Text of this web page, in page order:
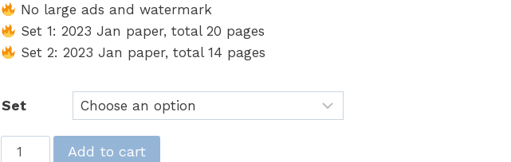
No large ads and watermark
Set 1: 2023 Jan paper, total 20 pages
Set 2: 2023 Jan paper, total 14 pages
Set
UASA
Add to cart